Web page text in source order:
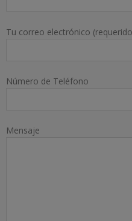
Tu correo electrónico
Número de Teléfono
Mensaje